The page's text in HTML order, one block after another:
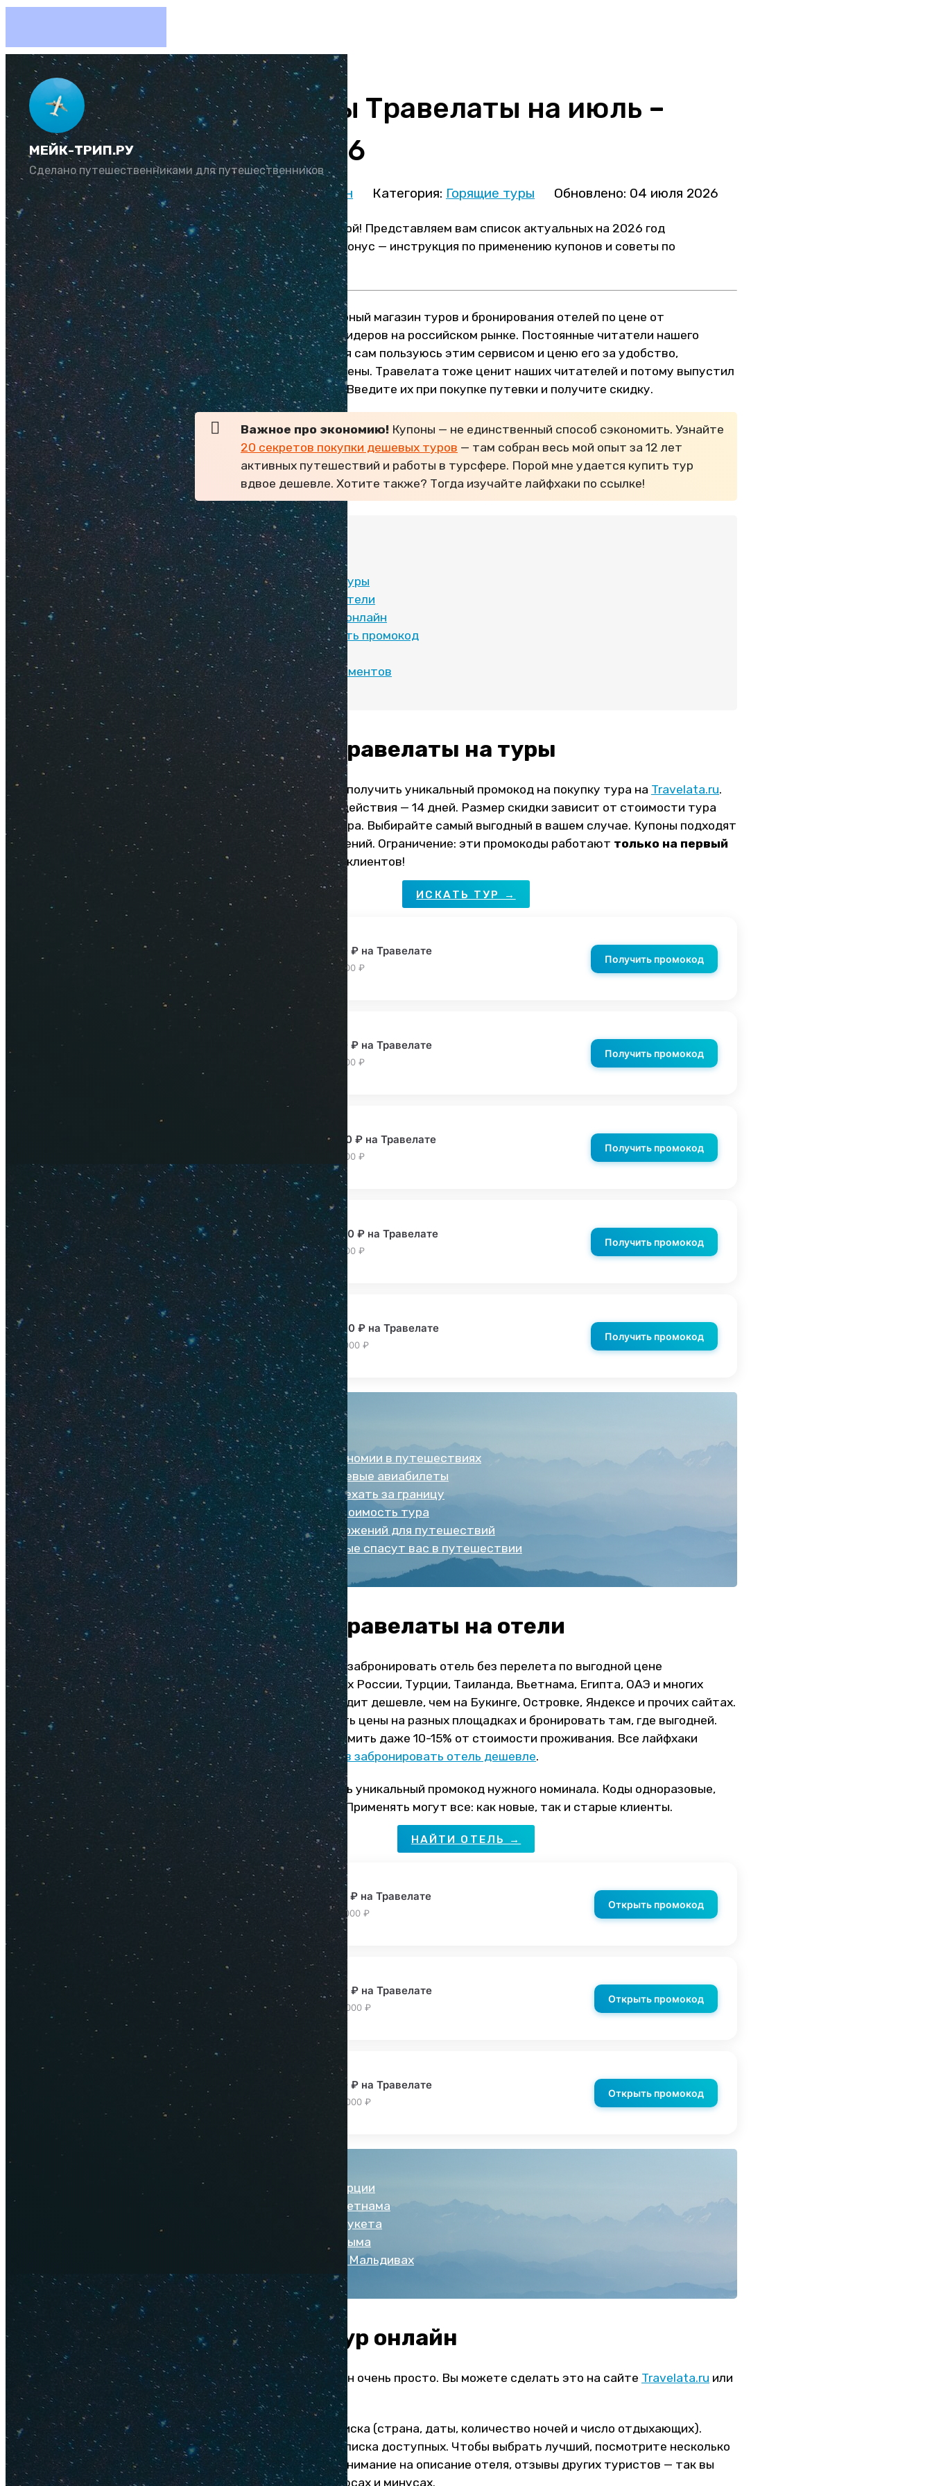
МЕЙК-ТРИП.РУ
Сделано путешественниками для путешественников
Промокоды Травелаты на июль –
август 2026
Автор:Алексей Синицын Категория: Горящие туры Обновлено: 04 июля 2026
Покупайте туры со скидкой! Представляем вам список актуальных на 2026 год
промокодов Травелаты. Бонус — инструкция по применению купонов и советы по
экономии.
Travelata.ru— это популярный магазин туров и бронирования отелей по цене от
туроператоров, один из лидеров на российском рынке. Постоянные читатели нашего
сайта и блога знают, что я сам пользуюсь этим сервисом и ценю его за удобство,
надежность и приятные цены. Травелата тоже ценит наших читателей и потому выпустил
специальные промокоды. Введите их при покупке путевки и получите скидку.
Важное про экономию! Купоны — не единственный способ сэкономить. Узнайте
20 секретов покупки дешевых туров — там собран весь мой опыт за 12 лет
активных путешествий и работы в турсфере. Порой мне удается купить тур
вдвое дешевле. Хотите также? Тогда изучайте лайфхаки по ссылке!
Содержание:
Промокоды на туры
Промокоды на отели
Как купить тур онлайн
Как использовать промокод
Оплата тура
Получение документов
Промокоды Травелаты на туры
В форме ниже вы можете получить уникальный промокод на покупку тура на Travelata.ru.
Коды одноразовые, срок действия — 14 дней. Размер скидки зависит от стоимости тура
без учета топливного сбора. Выбирайте самый выгодный в вашем случае. Купоны подходят
для всех стран и направлений. Ограничение: эти промокоды работают только на первый
заказ
, то есть для новых клиентов!
ИСКАТЬ ТУР →
Промокод −400 ₽ на Травелате
Для туров от 20,000 ₽
Получить промокод
Промокод −600 ₽ на Травелате
Для туров от 40,000 ₽
Получить промокод
Промокод −1500 ₽ на Травелате
Для туров от 60,000 ₽
Получить промокод
2000 ₽
Промокод −2000 ₽ на Травелате
Для туров от 80,000 ₽
Получить промокод
3000 ₽
Промокод −3000 ₽ на Травелате
Для туров от 100,000 ₽
Получить промокод
Полезно знать!
18 секретов экономии в путешествиях
Как купить дешевые авиабилеты
С какой картой ехать за границу
Что входит в стоимость тура
12 нужных приложений для путешествий
17 вещей, которые спасут вас в путешествии
Промокоды Травелаты на отели
На Травелате вы можете забронировать отель без перелета по выгодной цене
туроператора на курортах России, Турции, Таиланда, Вьетнама, Египта, ОАЭ и многих
других стран. Часто выходит дешевле, чем на Букинге, Островке, Яндексе и прочих сайтах.
Советую всегда проверять цены на разных площадках и бронировать там, где выгодней.
Порой получается сэкономить даже 10-15% от стоимости проживания. Все лайфхаки
смотрите тут:
11 способов забронировать отель дешевле.
Ниже вы можете получить уникальный промокод нужного номинала. Коды одноразовые,
срок действия — 14 дней. Применять могут все: как новые, так и старые клиенты.
НАЙТИ ОТЕЛЬ →
200 ₽
Промокод −200 ₽ на Травелате
Для отелей от 10,000 ₽
Открыть промокод
300 ₽
Промокод −300 ₽ на Травелате
Для отелей от 20,000 ₽
Открыть промокод
Промокод −400 ₽ на Травелате
Для отелей от 30,000 ₽
Открыть промокод
Новые отели Турции
Новые отели Вьетнама
Новые отели Пхукета
Новые отели Крыма
Новые отели на Мальдивах
Как купить тур онлайн
Забронировать тур онлайн очень просто. Вы можете сделать это на сайте Travelata.ru или
в
мобильном приложении
Заполните форму поиска (страна, даты, количество ночей и число отдыхающих).
Выберите отель из списка доступных. Чтобы выбрать лучший, посмотрите несколько
разных. Обращайте внимание на описание отеля, отзывы других туристов — так вы
узнаете обо всех плюсах и минусах.